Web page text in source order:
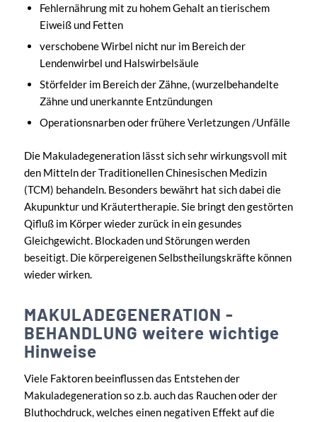
Fehlernährung mit zu hohem Gehalt an tierischem
Eiweiß und Fetten
verschobene Wirbel nicht nur im Bereich der
Lendenwirbel und Halswirbelsäule
Störfelder im Bereich der Zähne, (wurzelbehandelte
Zähne und unerkannte Entzündungen
Operationsnarben oder frühere Verletzungen /Unfälle
Die Makuladegeneration lässt sich sehr wirkungsvoll mit
den Mitteln der Traditionellen Chinesischen Medizin
(TCM) behandeln. Besonders bewährt hat sich dabei die
Akupunktur und Kräutertherapie. Sie bringt den gestörten
Qifluß im Körper wieder zurück in ein gesundes
Gleichgewicht. Blockaden und Störungen werden
beseitigt. Die körpereigenen Selbstheilungskräfte können
wieder wirken.
MAKULADEGENERATION -
BEHANDLUNG weitere wichtige
Hinweise
Viele Faktoren beeinflussen das Entstehen der
Makuladegeneration so z.b. auch das Rauchen oder der
Bluthochdruck, welches einen negativen Effekt auf die